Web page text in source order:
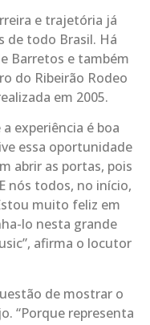
e trajetória já
de todo Brasil. Há
Barretos e também
do Ribeirão Rodeo
em 2005.
experiência é boa
essa oportunidade
abrir as portas, pois
nós todos, no início,
muito feliz em
lo nesta grande
afirma o locutor
de mostrar o
“Porque representa